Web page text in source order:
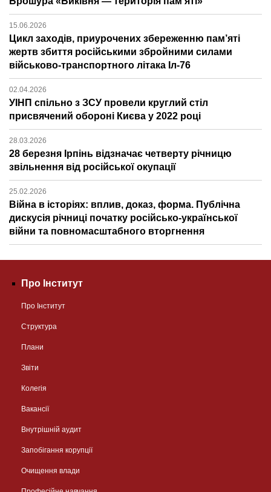
15.06.2026
Цикл заходів, приурочених збереженню пам’яті
жертв збиття російськими збройними силами
військово-транспортного літака Іл-76
02.04.2026
УІНП спільно з ЗСУ провели круглий стіл
присвячений обороні Києва у 2022 році
28.03.2026
28 березня Ірпінь відзначає четверту річницю
звільнення від російської окупації
25.02.2026
Війна в історіях: вплив, доказ, форма. Публічна
дискусія річниці початку російсько-української
війни та повномасштабного вторгнення
Про Інститут
Про Інститут
Структура
Плани
Звіти
Колегія
Вакансії
Внутрішній аудит
Запобігання корупції
Очищення влади